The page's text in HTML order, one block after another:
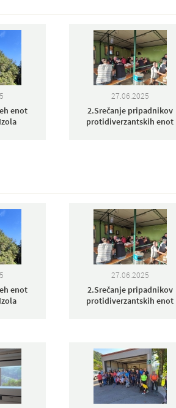
enot
27.06.2025
2.Srečanje pripadnikov
protidiverzantskih enot
enot
27.06.2025
2.Srečanje pripadnikov
protidiverzantskih enot